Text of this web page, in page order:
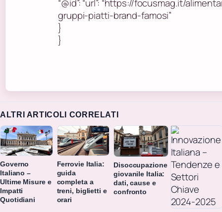
“@id”: “url”: “https://focusmag.it/
gruppi-piatti-brand-famosi”
}
}
ALTRI ARTICOLI CORRELATI
Governo
Italiano –
Ultime Misure e
Impatti
Quotidiani
Ferrovie Italia:
guida
completa a
treni, biglietti e
orari
Disoccupazione
giovanile Italia:
dati, cause e
confronto